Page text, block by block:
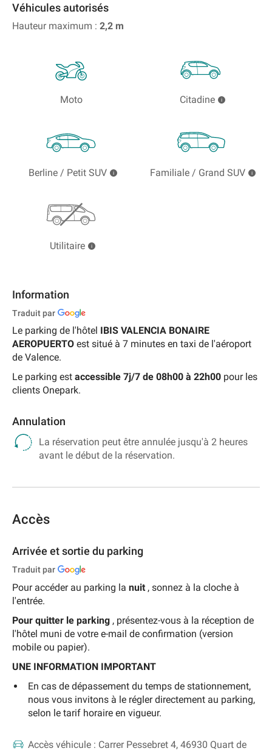
Véhicules autorisés
Hauteur maximum : 2,2 m
Moto Citadine
Berline / Petit SUV Familiale / Grand SUV
Utilitaire
Information
Traduit par
Le parking de l'hôtel IBIS VALENCIA BONAIRE
AEROPUERTO est situé à 7 minutes en taxi de l'aéroport
de Valence.
Le parking est accessible 7j/7 de 08h00 à 22h00 pour les
clients Onepark.
Annulation
La réservation peut être annulée jusqu'à 2 heures
avant le début de la réservation.
Accès
Arrivée et sortie du parking
Traduit par
Pour accéder au parking la nuit , sonnez à la cloche à
l'entrée.
Pour quitter le parking , présentez-vous à la réception de
l'hôtel muni de votre e-mail de confirmation (version
mobile ou papier).
UNE INFORMATION IMPORTANT
En cas de dépassement du temps de stationnement,
nous vous invitons à le régler directement au parking,
selon le tarif horaire en vigueur.
Accès véhicule : Carrer Pessebret 4, 46930 Quart de